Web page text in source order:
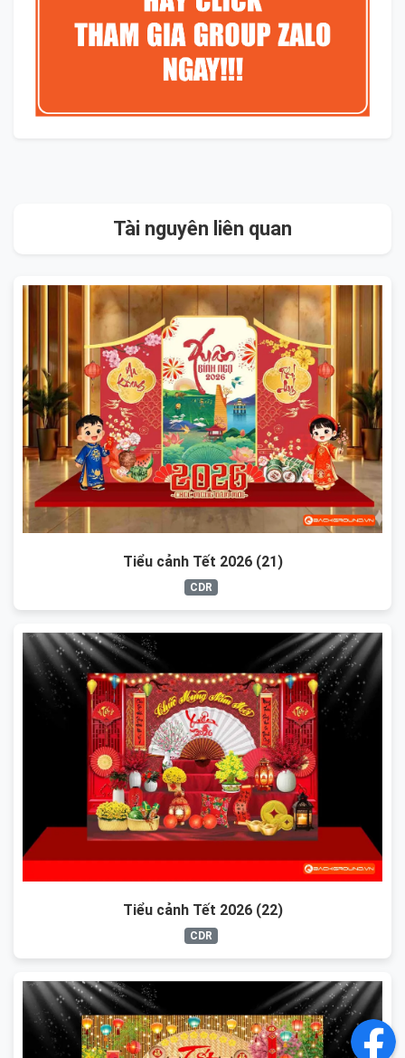
Tài nguyên liên quan
Tiểu cảnh Tết 2026 (21)
CDR
Tiểu cảnh Tết 2026 (22)
CDR